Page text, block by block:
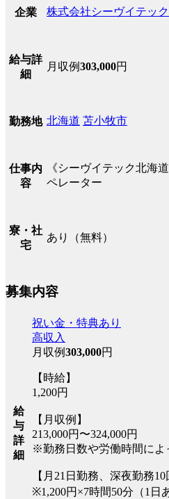
企業 株式会社シーヴイテッ
給与詳
細
月収例303,000円
勤務地 北海道 苫小牧市
仕事内
容
《シーヴイテック北海
ペレーター
寮・社
宅
あり（無料）
募集内容
給
与
詳
細
祝い金・特典あり
高収入
月収例303,000円
【時給】
1,200円
【月収例】
213,000円〜324,000円
※勤務日数や労働時間によ
【月21日勤務、深夜勤務
※1,200円×7時間50分（1日